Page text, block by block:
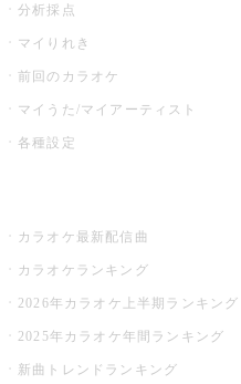
分析採点
マイりれき
前回のカラオケ
マイうた/マイアーティスト
各種設定
カラオケ最新配信曲
カラオケランキング
2026年カラオケ上半期ランキング
2025年カラオケ年間ランキング
新曲トレンドランキング